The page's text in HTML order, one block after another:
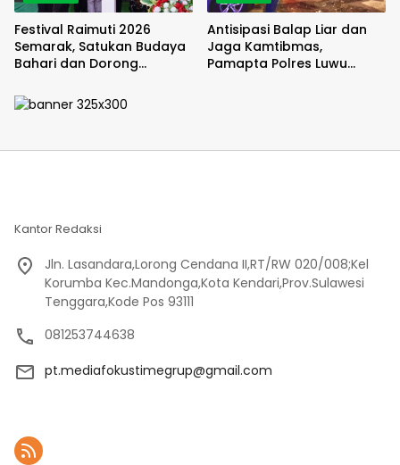
Festival Raimuti 2026
Semarak, Satukan Budaya
Bahari dan Dorong
Antisipasi Balap Liar dan
Jaga Kamtibmas,
Pamapta Polres Luwu
Kantor Redaksi
Jln. Lasandara,Lorong Cendana II,RT/RW 020/008;Kel
Korumba Kec.Mandonga,Kota Kendari,Prov.Sulawesi
Tenggara,Kode Pos 93111
081253744638
pt.mediafokustimegrup@gmail.com